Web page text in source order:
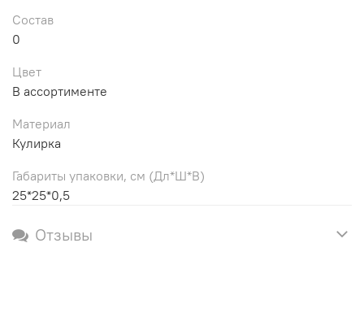
Состав
0
Цвет
В ассортименте
Материал
Кулирка
Габариты упаковки, см (Дл*Ш*В)
25*25*0,5
Отзывы